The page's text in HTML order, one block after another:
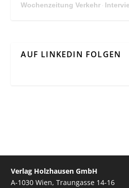
Wochenzeitung Verkehr · Interview Mit
AUF LINKEDIN FOLGEN
Verlag Holzhausen GmbH
A-1030 Wien, Traungasse 14-16